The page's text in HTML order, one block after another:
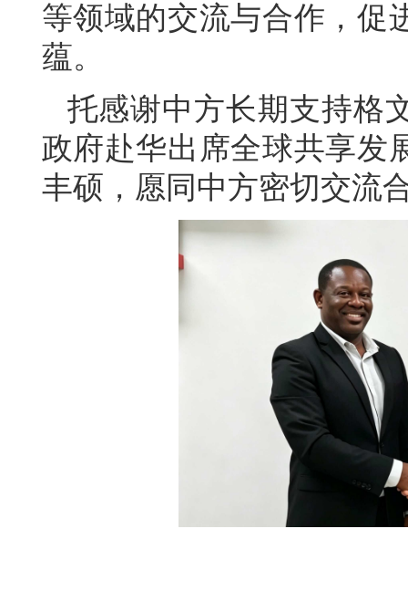
等领域的交流与合作，促
蕴。
托感谢中方长期支持格
政府赴华出席全球共享发
丰硕，愿同中方密切交流